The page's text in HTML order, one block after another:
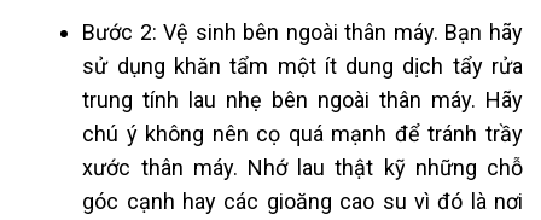
Bước 2: Vệ sinh bên ngoài thân máy. Bạn hãy
sử dụng khăn tẩm một ít dung dịch tẩy rửa
trung tính lau nhẹ bên ngoài thân máy. Hãy
chú ý không nên cọ quá mạnh để tránh trầy
xước thân máy. Nhớ lau thật kỹ những chỗ
góc cạnh hay các gioăng cao su vì đó là nơi